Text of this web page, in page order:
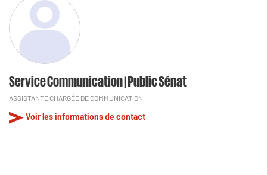
Service Communication | Public Sénat
ASSISTANTE CHARGÉE DE COMMUNICATION
Voir les informations de contact